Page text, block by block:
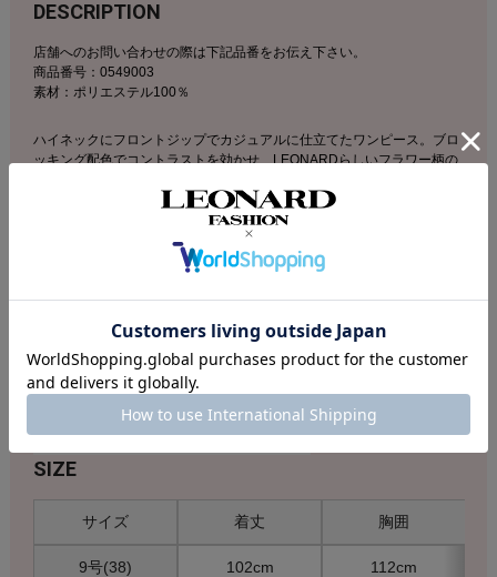
DESCRIPTION
店舗へのお問い合わせの際は下記品番をお伝え下さい。
商品番号：0549003
素材：ポリエステル100％
ハイネックにフロントジップでカジュアルに仕立てたワンピース。ブロ
ッキング配色でコントラストを効かせ、LEONARDらしいフラワー柄の
様でお好みのシルエットにアレンジ可能。ストレッチ性に優れたジャー
ジー素材に程よくゆったりとしたシルエットで着心地もよく、アクティ
ブシーンからデイリーまで幅広くご着用頂けます。
SIZE
サイズ 着丈 胸囲
9号(38) 102cm 112cm